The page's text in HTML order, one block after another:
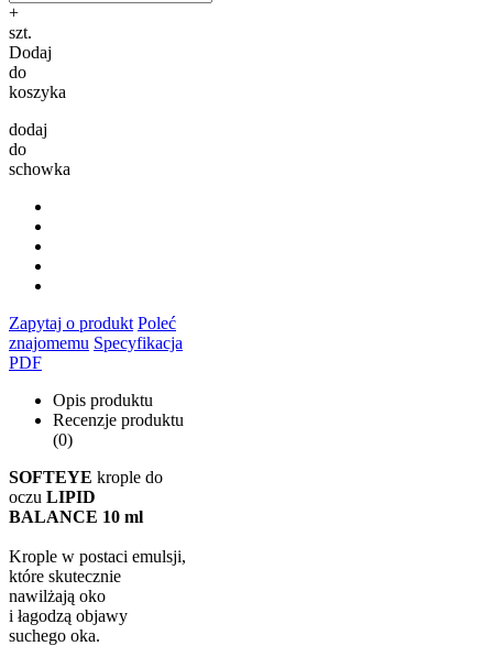
+
szt.
Dodaj
do
koszyka
dodaj
do
schowka
Zapytaj o produkt Poleć
znajomemu Specyfikacja
PDF
Opis produktu
Recenzje produktu
(0)
SOFTEYE krople do
oczu LIPID
BALANCE 10 ml
Krople w postaci emulsji,
które skutecznie
nawilżają oko
i łagodzą objawy
suchego oka.